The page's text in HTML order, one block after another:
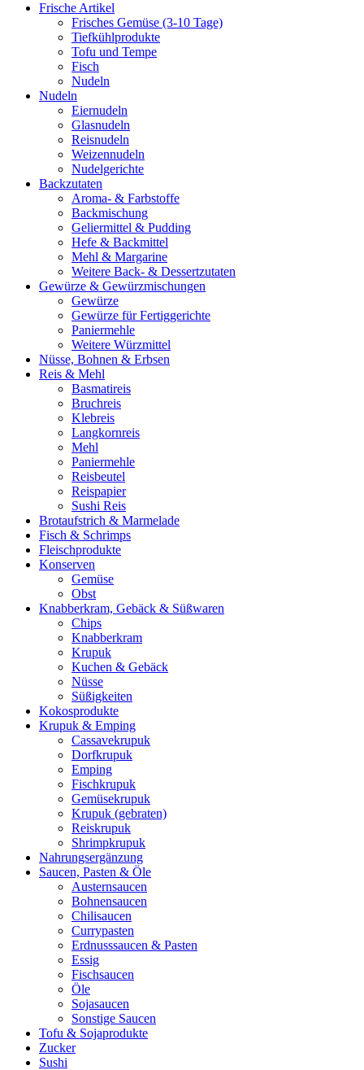
Frische Artikel
Frisches Gemüse (3-10 Tage)
Tiefkühlprodukte
Tofu und Tempe
Fisch
Nudeln
Nudeln
Eiernudeln
Glasnudeln
Reisnudeln
Weizennudeln
Nudelgerichte
Backzutaten
Aroma- & Farbstoffe
Backmischung
Geliermittel & Pudding
Hefe & Backmittel
Mehl & Margarine
Weitere Back- & Dessertzutaten
Gewürze & Gewürzmischungen
Gewürze
Gewürze für Fertiggerichte
Paniermehle
Weitere Würzmittel
Nüsse, Bohnen & Erbsen
Reis & Mehl
Basmatireis
Bruchreis
Klebreis
Langkornreis
Mehl
Paniermehle
Reisbeutel
Reispapier
Sushi Reis
Brotaufstrich & Marmelade
Fisch & Schrimps
Fleischprodukte
Konserven
Gemüse
Obst
Knabberkram, Gebäck & Süßwaren
Chips
Knabberkram
Krupuk
Kuchen & Gebäck
Nüsse
Süßigkeiten
Kokosprodukte
Krupuk & Emping
Cassavekrupuk
Dorfkrupuk
Emping
Fischkrupuk
Gemüsekrupuk
Krupuk (gebraten)
Reiskrupuk
Shrimpkrupuk
Nahrungsergänzung
Saucen, Pasten & Öle
Austernsaucen
Bohnensaucen
Chilisaucen
Currypasten
Erdnusssaucen & Pasten
Essig
Fischsaucen
Öle
Sojasaucen
Sonstige Saucen
Tofu & Sojaprodukte
Zucker
Sushi